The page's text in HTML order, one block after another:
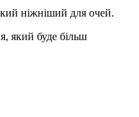
ніжніший для очей.
який буде більш